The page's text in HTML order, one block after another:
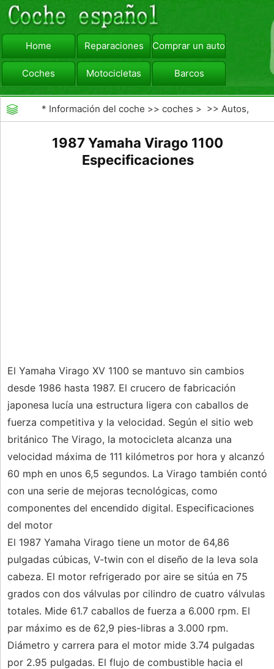
Home Reparaciones Comprar un automóvil
Coches Motocicletas Barcos
viajar Camiones
* Información del coche >>coches > >>Autos,
1987 Yamaha Virago 1100
Especificaciones
El Yamaha Virago XV 1100 se mantuvo sin cambios
desde 1986 hasta 1987. El crucero de fabricación
japonesa lucía una estructura ligera con caballos de
fuerza competitiva y la velocidad. Según el sitio web
británico The Virago, la motocicleta alcanza una
velocidad máxima de 111 kilómetros por hora y alcanzó
60 mph en unos 6,5 segundos. La Virago también contó
con una serie de mejoras tecnológicas, como
componentes del encendido digital. Especificaciones
del motor
El 1987 Yamaha Virago tiene un motor de 64,86
pulgadas cúbicas, V-twin con el diseño de la leva sola
cabeza. El motor refrigerado por aire se sitúa en 75
grados con dos válvulas por cilindro de cuatro válvulas
totales. Mide 61.7 caballos de fuerza a 6.000 rpm. El
par máximo es de 62,9 pies-libras a 3.000 rpm.
Diámetro y carrera para el motor mide 3.74 pulgadas
por 2.95 pulgadas. El flujo de combustible hacia el